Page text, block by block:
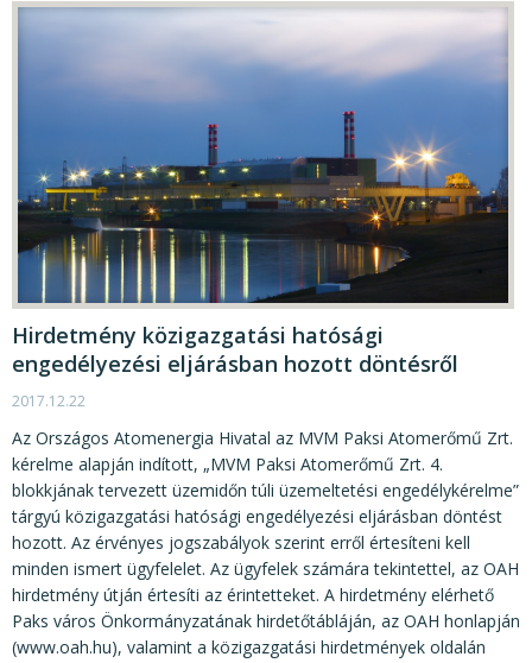
Hirdetmény közigazgatási hatósági
engedélyezési eljárásban hozott döntésről
2017.12.22
Az Országos Atomenergia Hivatal az MVM Paksi Atomerőmű Zrt.
kérelme alapján indított, „MVM Paksi Atomerőmű Zrt. 4.
blokkjának tervezett üzemidőn túli üzemeltetési engedélykérelme”
tárgyú közigazgatási hatósági engedélyezési eljárásban döntést
hozott. Az érvényes jogszabályok szerint erről értesíteni kell
minden ismert ügyfelelet. Az ügyfelek számára tekintettel, az OAH
hirdetmény útján értesíti az érintetteket. A hirdetmény elérhető
Paks város Önkormányzatának hirdetőtábláján, az OAH honlapján
(www.oah.hu), valamint a közigazgatási hirdetmények oldalán